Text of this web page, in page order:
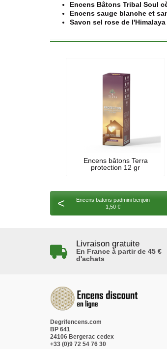
Encens Bâtons Tribal Soul
Encens sauge blanche et
Savon sel rose de l'Himalaya
Encens bâtons Terra
protection 12 gr
<
Encens batons padmini benjoin
1,50 €
Livraison gratuite
En France à partir de 45 €
d'achats
Degrifencens.com
BP 641
24106 Bergerac cedex
+33 (0)9 72 54 76 30